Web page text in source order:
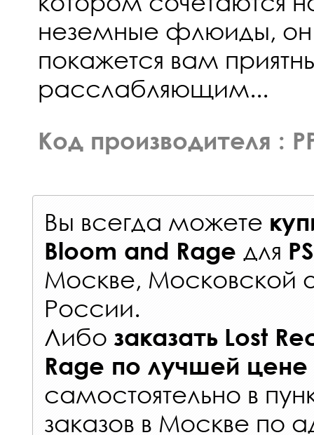
неземные флюиды,
покажется вам
расслабляющим...
Код производителя :
Вы всегда можете
Bloom and Rage для
Москве, Московской
России.
Либо заказать Lost
Rage по лучшей цене
самостоятельно в
заказов в Москве по